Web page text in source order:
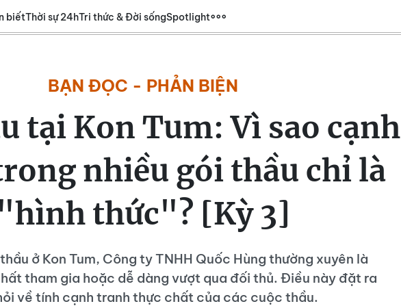
biếtThời sự 24hTri thức & Đời sốngSpotlight
BẠN ĐỌC - PHẢN BIỆN
tại Kon Tum: Vì sao cạnh
nhiều gói thầu chỉ là
"hình thức"? [Kỳ 3]
ở Kon Tum, Công ty TNHH Quốc Hùng thường xuyên là
tham gia hoặc dễ dàng vượt qua đối thủ. Điều này đặt ra
về tính cạnh tranh thực chất của các cuộc thầu.